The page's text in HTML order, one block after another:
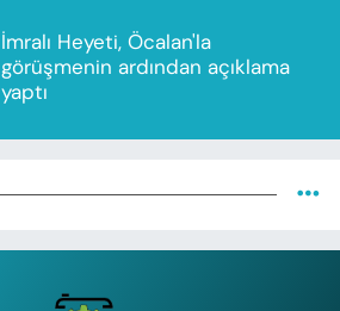
İmralı Heyeti, Öcalan'la
görüşmenin ardından açıklama
yaptı